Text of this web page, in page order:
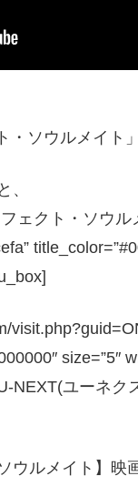
・ソウルメイト
、
ェクト・ソウ
size=”5″
NEXT(ユーネク
ウルメイト】